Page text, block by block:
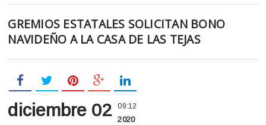
GREMIOS ESTATALES SOLICITAN BONO
NAVIDEÑO A LA CASA DE LAS TEJAS
diciembre 02 09:12
2020